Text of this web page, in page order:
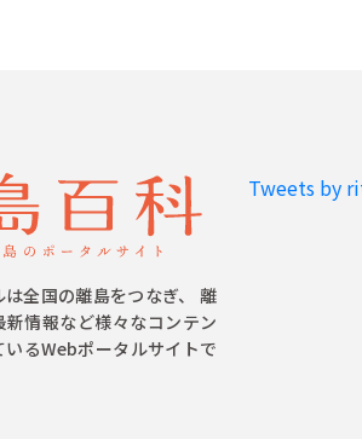
全国の離島をつなぎ、 離
新情報など様々なコンテン
いるWebポータルサイトで
Tweets by